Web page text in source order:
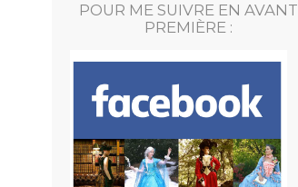
POUR ME SUIVRE EN AVANT
PREMIÈRE :